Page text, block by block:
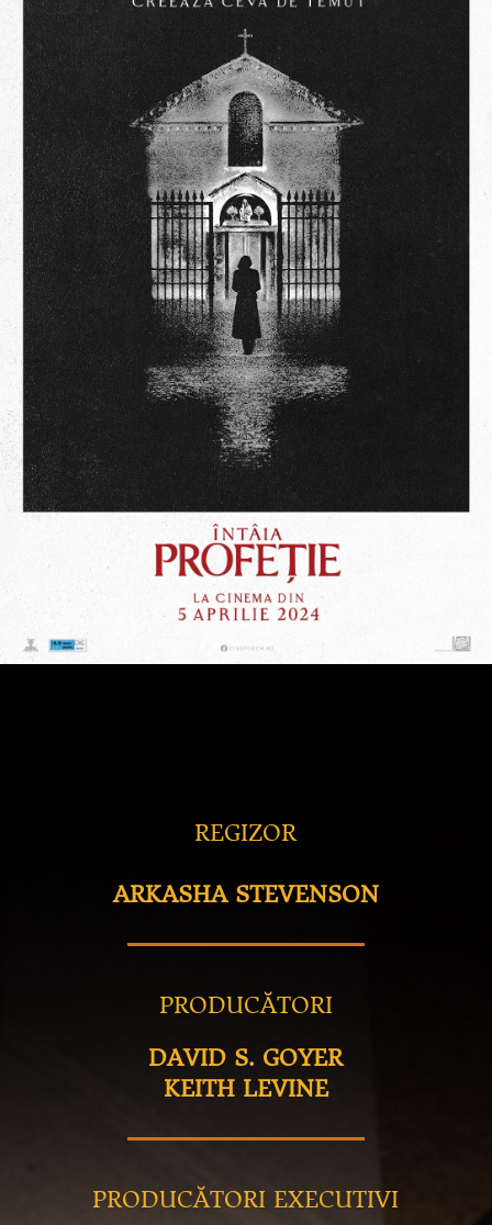
REGIZOR
ARKASHA STEVENSON
PRODUCĂTORI
DAVID S. GOYER
KEITH LEVINE
PRODUCĂTORI EXECUTIVI